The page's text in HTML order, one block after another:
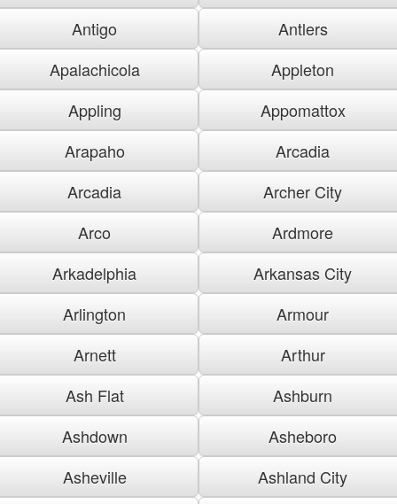
Antigo
Antlers
Apalachicola
Appleton
Appling
Appomattox
Arapaho
Arcadia
Arcadia
Archer City
Arco
Ardmore
Arkadelphia
Arkansas City
Arlington
Armour
Arnett
Arthur
Ash Flat
Ashburn
Ashdown
Asheboro
Asheville
Ashland City